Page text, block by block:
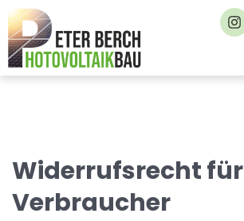
Widerrufsrecht für
Verbraucher